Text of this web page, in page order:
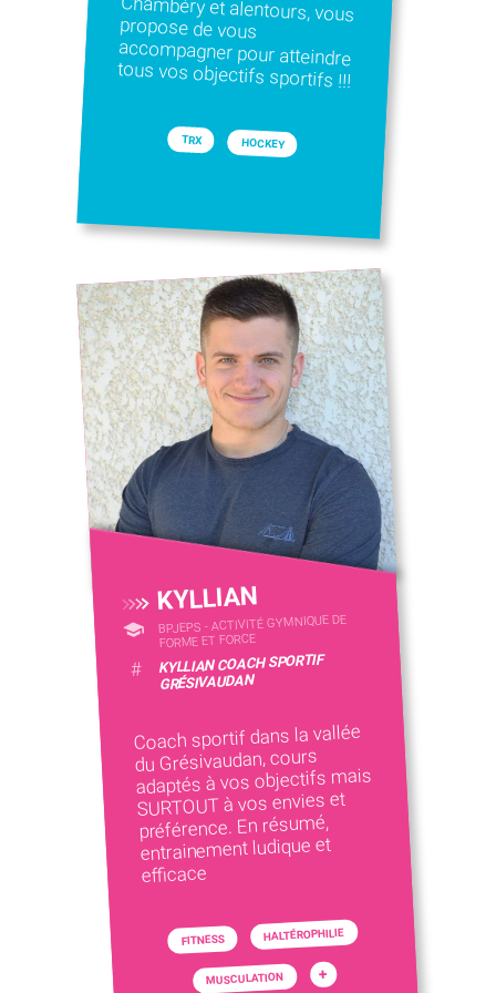
tous vos objectifs sportifs !!!
TRX HOCKEY
KYLLIAN
BPJEPS - ACTIVITÉ GYMNIQUE DE
FORME ET FORCE
# KYLLIAN COACH SPORTIF
GRÉSIVAUDAN
Coach sportif dans la vallée
du Grésivaudan, cours
adaptés à vos objectifs mais
SURTOUT à vos envies et
préférence. En résumé,
entrainement ludique et
efficace
FITNESS HALTÉROPHILIE
MUSCULATION +